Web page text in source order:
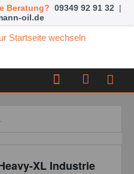
Beratung? 09349 92 91 32 |
oil.de
XL Industrie